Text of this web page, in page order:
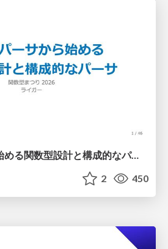
壊れたパーサから始める関数型設計と構成的なパーサ #fp_matsuri
2 450